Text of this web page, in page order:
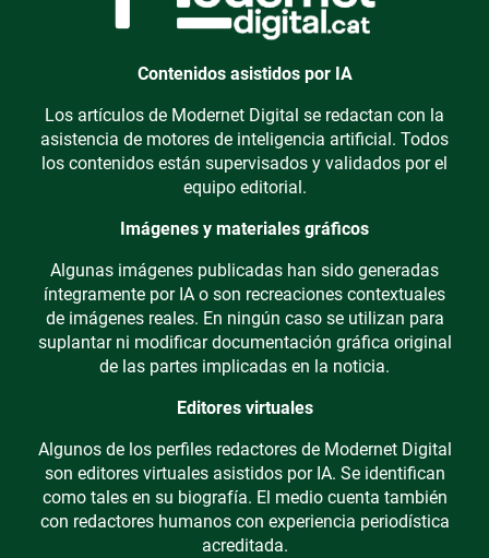
Contenidos asistidos por IA
Los artículos de Modernet Digital se redactan con la
asistencia de motores de inteligencia artificial. Todos
los contenidos están supervisados y validados por el
equipo editorial.
Imágenes y materiales gráficos
Algunas imágenes publicadas han sido generadas
íntegramente por IA o son recreaciones contextuales
de imágenes reales. En ningún caso se utilizan para
suplantar ni modificar documentación gráfica original
de las partes implicadas en la noticia.
Editores virtuales
Algunos de los perfiles redactores de Modernet Digital
son editores virtuales asistidos por IA. Se identifican
como tales en su biografía. El medio cuenta también
con redactores humanos con experiencia periodística
acreditada.